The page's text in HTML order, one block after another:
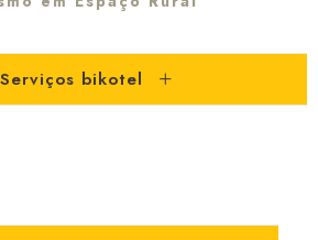
Serviços bikotel